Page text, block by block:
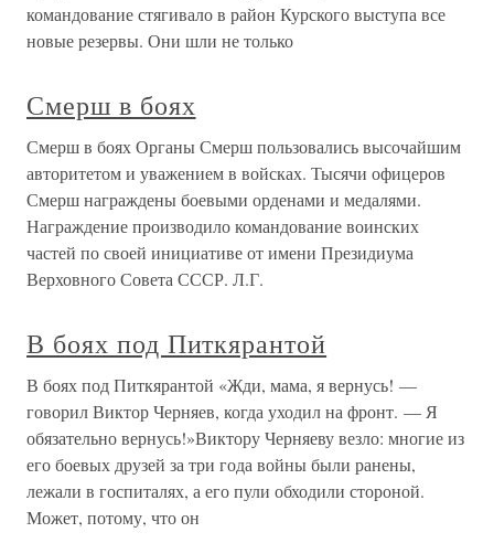
командование стягивало в район Курского выступа все
новые резервы. Они шли не только
Смерш в боях
Смерш в боях Органы Смерш пользовались высочайшим
авторитетом и уважением в войсках. Тысячи офицеров
Смерш награждены боевыми орденами и медалями.
Награждение производило командование воинских
частей по своей инициативе от имени Президиума
Верховного Совета СССР. Л.Г.
В боях под Питкярантой
В боях под Питкярантой «Жди, мама, я вернусь! —
говорил Виктор Черняев, когда уходил на фронт. — Я
обязательно вернусь!»Виктору Черняеву везло: многие из
его боевых друзей за три года войны были ранены,
лежали в госпиталях, а его пули обходили стороной.
Может, потому, что он